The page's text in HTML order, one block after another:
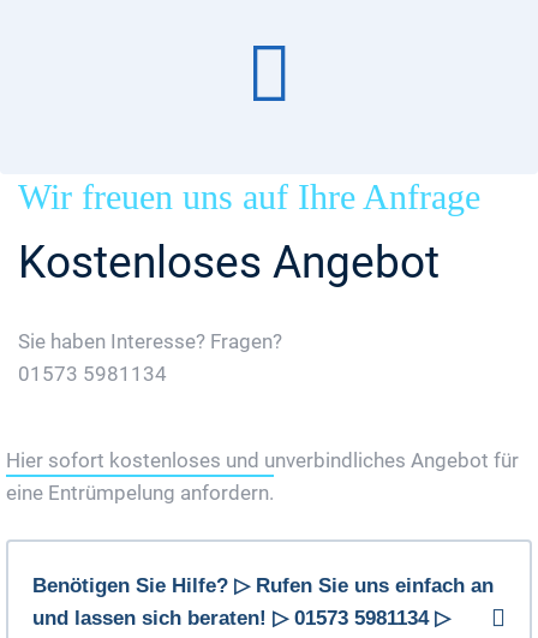
Wir freuen uns auf Ihre Anfrage
Kostenloses Angebot
Sie haben Interesse? Fragen?
01573 5981134
Hier sofort kostenloses und unverbindliches Angebot für
eine Entrümpelung anfordern.
Benötigen Sie Hilfe? ▷ Rufen Sie uns einfach an
und lassen sich beraten! ▷ 01573 5981134 ▷